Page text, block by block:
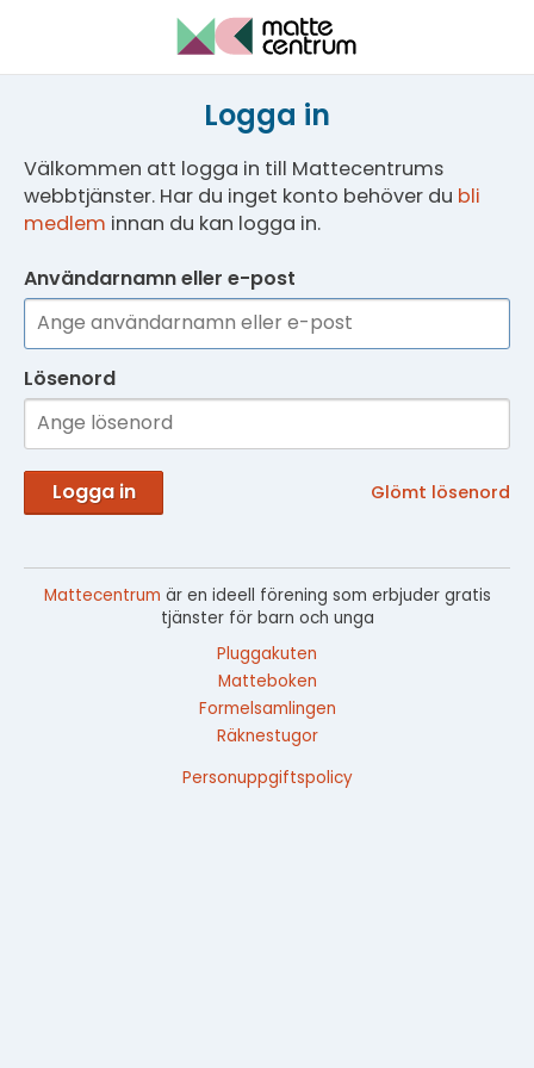
Logga in
Välkommen att logga in till Mattecentrums
webbtjänster. Har du inget konto behöver du bli
medlem innan du kan logga in.
Användarnamn eller e-post
Lösenord
Logga in Glömt lösenord
Mattecentrum är en ideell förening som erbjuder gratis
tjänster för barn och unga
Pluggakuten
Matteboken
Formelsamlingen
Räknestugor
Personuppgiftspolicy